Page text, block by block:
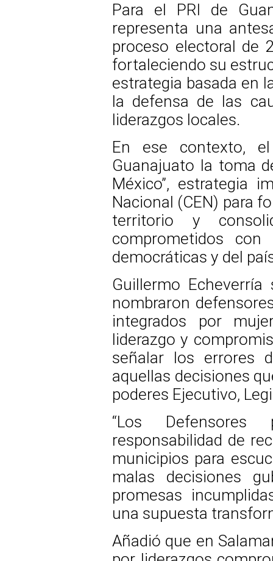
Para el PRI de
representa una
proceso electoral de
fortaleciendo su
estrategia basada en
la defensa de las
liderazgos locales.
En ese contexto,
Guanajuato la toma
México”, estrategia
Nacional (CEN) para
territorio y
comprometidos
democráticas y del
Guillermo
nombraron
integrados por
liderazgo y
señalar los errores
aquellas decisiones
poderes Ejecutivo,
“Los
responsabilidad de
municipios para
malas decisiones
promesas
una supuesta
Añadió que en